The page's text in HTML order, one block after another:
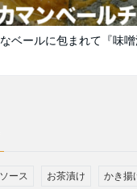
なベールに包まれて『味
ース お茶漬け かき揚